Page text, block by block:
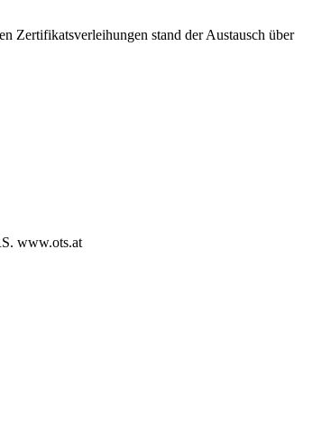
Zertifikatsverleihungen stand der Austausch über
www.ots.at